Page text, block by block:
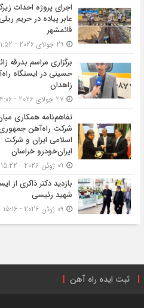
اجرای پروژه احداث
عابر پیاده در حریم
قائمشهر
برگزاری مراسم بدرقه
حسینی در ایستگاه
زاهدان
تفاهم‌نامه همکاری
شرکت راه‌آهن
اسلامی ایران و شرکت
ایران‌خودرو خراسان
بازدید دکتر ذاکری از
شهید رئیسی
ثبت ایده راه آهن